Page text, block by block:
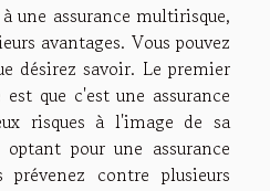
une assurance multirisque,
avantages. Vous pouvez
désirez savoir. Le premier
que c'est une assurance
risques à l'image de sa
pour une assurance
prévenez contre plusieurs